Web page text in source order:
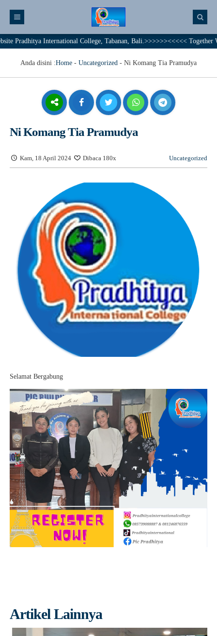
International College, Tabanan, Bali.>>>>>><<<<< Together We
Anda disini :Home - Uncategorized - Ni Komang Tia Pramudya
Ni Komang Tia Pramudya
Kam, 18 April 2024 Dibaca 180x Uncategorized
Selamat Bergabung
Artikel Lainnya